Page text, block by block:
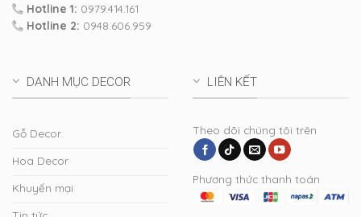
Hotline 1: 0979.414.161
Hotline 2: 0948.606.959
DANH MỤC DECOR
Gỗ Decor
Hoa Decor
Khuyến mại
LIÊN KẾT
Theo dõi chúng tôi trên
Phương thức thanh toán